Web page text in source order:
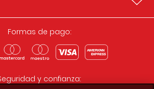
Formas de pago:
y confianza: